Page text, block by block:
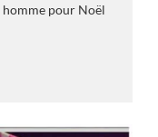
pour Noël